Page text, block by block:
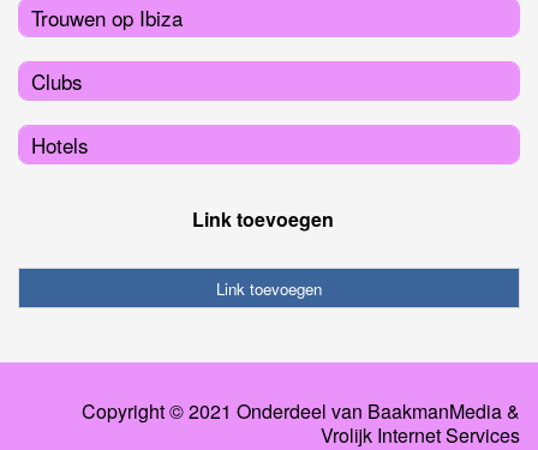
Trouwen op Ibiza
Clubs
Hotels
Link toevoegen
Link toevoegen
Copyright © 2021 Onderdeel van BaakmanMedia&
Vrolijk Internet Services